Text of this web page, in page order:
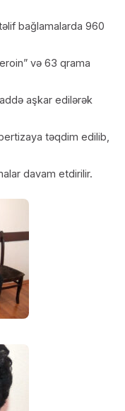
bağlamalarda 960
və 63 qrama
aşkar edilərək
təqdim edilib,
davam etdirilir.